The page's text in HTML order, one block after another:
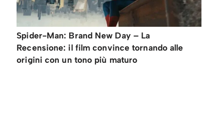
Spider-Man: Brand New Day – La
Recensione: il film convince tornando alle
origini con un tono più maturo